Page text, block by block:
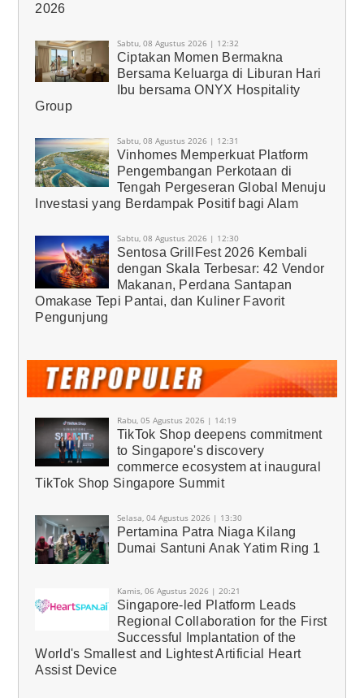
2026
Sabtu, 08 Agustus 2026 | 12:32
Ciptakan Momen Bermakna
Bersama Keluarga di Liburan Hari
Ibu bersama ONYX Hospitality
Group
Sabtu, 08 Agustus 2026 | 12:31
Vinhomes Memperkuat Platform
Pengembangan Perkotaan di
Tengah Pergeseran Global Menuju
Investasi yang Berdampak Positif bagi Alam
Sabtu, 08 Agustus 2026 | 12:30
Sentosa GrillFest 2026 Kembali
dengan Skala Terbesar: 42 Vendor
Makanan, Perdana Santapan
Omakase Tepi Pantai, dan Kuliner Favorit
Pengunjung
Rabu, 05 Agustus 2026 | 14:19
TikTok Shop deepens commitment
to Singapore's discovery
commerce ecosystem at inaugural
TikTok Shop Singapore Summit
Selasa, 04 Agustus 2026 | 13:30
Pertamina Patra Niaga Kilang
Dumai Santuni Anak Yatim Ring 1
Kamis, 06 Agustus 2026 | 20:21
Singapore-led Platform Leads
Regional Collaboration for the First
Successful Implantation of the
World's Smallest and Lightest Artificial Heart
Assist Device